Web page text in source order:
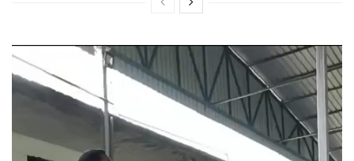
Video
Player